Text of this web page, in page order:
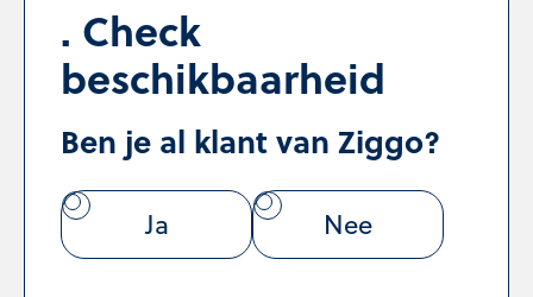
Check
beschikbaarheid
Ben je al klant van Ziggo?
Ja Nee